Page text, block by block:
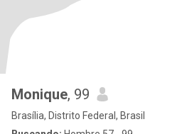
Monique, 99
Brasília, Distrito Federal, Brasil